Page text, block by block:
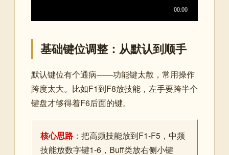
基础键位调整：从默认到顺手
默认键位有个通病——功能键太散，常用操作
跨度太大。比如F1到F8放技能，左手要跨半个
键盘才够得着F6后面的键。
核心思路 ：把高频技能放到F1-F5，中频
技能放数字键1-6，Buff类放右侧小键